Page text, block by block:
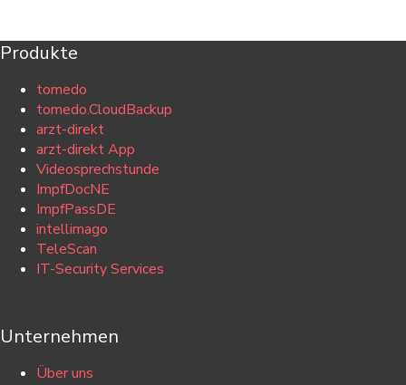
Produkte
tomedo
tomedo.CloudBackup
arzt-direkt
arzt-direkt App
Videosprechstunde
ImpfDocNE
ImpfPassDE
intellimago
TeleScan
IT-Security Services
Unternehmen
Über uns